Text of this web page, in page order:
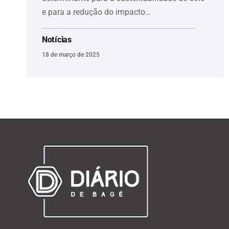
e para a redução do impacto…
Notícias
18 de março de 2025